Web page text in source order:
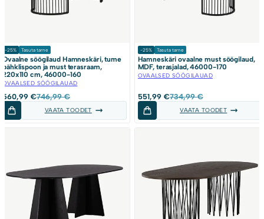
-25% Tasuta tarne
Ovaalne söögilaud Hamneskäri, tume
pähklispoon ja must terasraam,
220x110 cm, 46000-160
OVAALSED SÖÖGILAUAD
746,99€
Algne
hind
oli:
746,99 €.
560,99 €
Current
price
is:
560,99 €.
VAATA TOODET
-25% Tasuta tarne
Hamneskäri ovaalne must söögilaud,
MDF, terasjalad, 46000-170
OVAALSED SÖÖGILAUAD
734,99€
Algne
hind
oli:
734,99 €.
551,99 €
Current
price
is:
551,99 €.
VAATA TOODET